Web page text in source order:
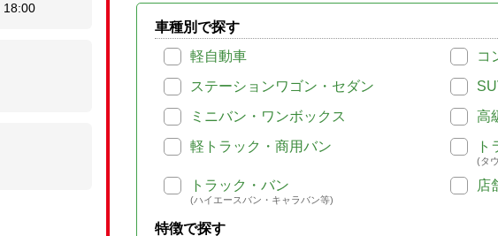
車種別で探す
軽自動車
コ
ステーションワゴン・セダン
ミニバン・ワンボックス
高
軽トラック・商用バン
ト
(タ
トラック・バン
(ハイエースバン・キャラバン等)
店
特徴で探す
18:00